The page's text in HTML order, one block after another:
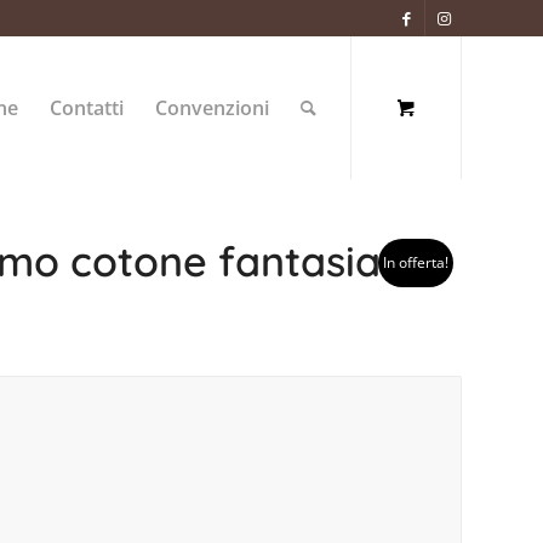
Contatti Convenzioni
In offerta!
cotone fantasia